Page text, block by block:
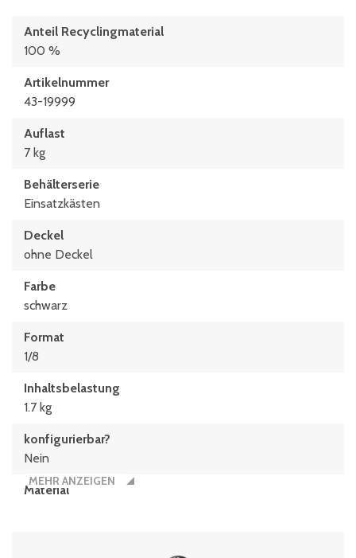
Anteil Recyclingmaterial
100 %
Artikelnummer
43-19999
Auflast
7 kg
Behälterserie
Einsatzkästen
Deckel
ohne Deckel
Farbe
schwarz
Format
1/8
Inhaltsbelastung
1.7 kg
konfigurierbar?
Nein
Material
MEHR ANZEIGEN